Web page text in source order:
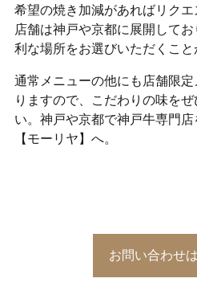
希望の焼き加減があればリクエ
店舗は神戸や京都に展開して
利な場所をお選びいただくこと
通常メニューの他にも店舗限
りますので、こだわりの味を
い。神戸や京都で神戸牛専門
【モーリヤ】へ。
お問い合わせ